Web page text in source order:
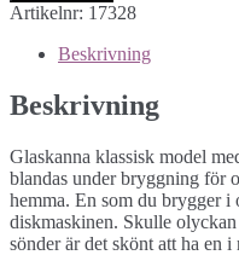
Artikelnr: 17328
Beskrivning
Beskrivning
Glaskanna klassisk model
blandas under bryggning för
hemma. En som du brygger i
diskmaskinen. Skulle
sönder är det skönt att ha en i